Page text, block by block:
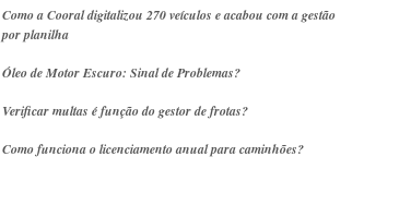
Como a Cooral digitalizou 270 veículos e acabou com a gestão
por planilha
Óleo de Motor Escuro: Sinal de Problemas?
Verificar multas é função do gestor de frotas?
Como funciona o licenciamento anual para caminhões?